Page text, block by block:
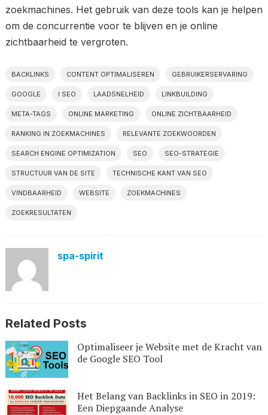
zoekmachines. Het gebruik van deze tools kan je helpen
om de concurrentie voor te blijven en je online
zichtbaarheid te vergroten.
BACKLINKS CONTENT OPTIMALISEREN GEBRUIKERSERVARING
GOOGLE I SEO LAADSNELHEID LINKBUILDING
META-TAGS ONLINE MARKETING ONLINE ZICHTBAARHEID
RANKING IN ZOEKMACHINES RELEVANTE ZOEKWOORDEN
SEARCH ENGINE OPTIMIZATION SEO SEO-STRATEGIE
STRUCTUUR VAN DE SITE TECHNISCHE KANT VAN SEO
VINDBAARHEID WEBSITE ZOEKMACHINES
ZOEKRESULTATEN
spa-spirit
Related Posts
Optimaliseer je Website met de Kracht van
de Google SEO Tool
Het Belang van Backlinks in SEO in 2019:
Een Diepgaande Analyse